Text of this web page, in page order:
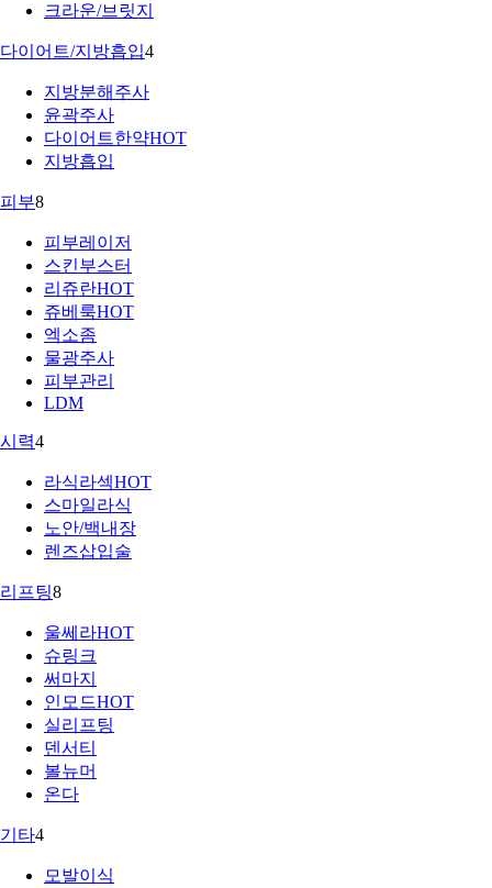
크라운/브릿지
다이어트/지방흡입4
지방분해주사
윤곽주사
다이어트한약HOT
지방흡입
피부8
피부레이저
스킨부스터
리쥬란HOT
쥬베룩HOT
엑소좀
물광주사
피부관리
LDM
시력4
라식라섹HOT
스마일라식
노안/백내장
렌즈삽입술
리프팅8
울쎄라HOT
슈링크
써마지
인모드HOT
실리프팅
덴서티
볼뉴머
온다
기타4
모발이식